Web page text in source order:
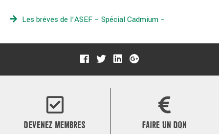
Les brèves de l’ASEF – Spécial Cadmium –
DEVENEZ MEMBRES FAIRE UN DON